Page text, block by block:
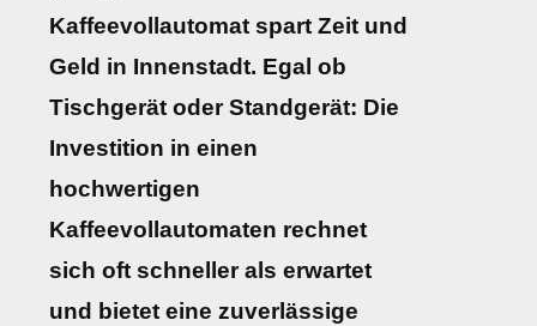
Kaffeevollautomat spart Zeit und
Geld in Innenstadt. Egal ob
Tischgerät oder Standgerät: Die
Investition in einen
hochwertigen
Kaffeevollautomaten rechnet
sich oft schneller als erwartet
und bietet eine zuverlässige